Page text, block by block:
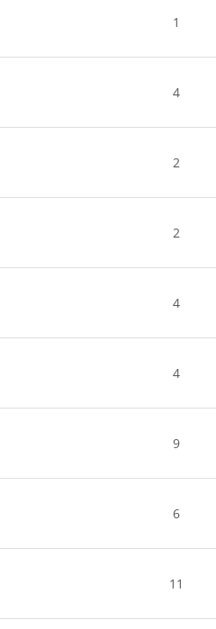
1
4
2
2
4
4
9
6
11